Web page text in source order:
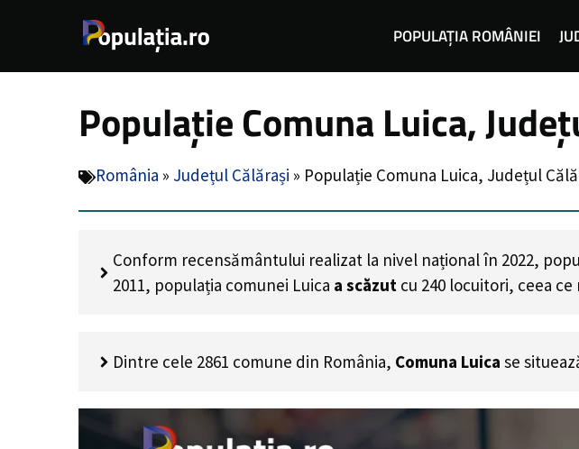
POPULAȚIA ROMÂNIEI
Populație Comuna Luica,
România » Județul Călărași » Populație Comuna Luica, Județul
Conform recensământului realizat la nivel național în 2022,
2011, populația comunei Luica a scăzut cu 240 locuitori, ceea
Dintre cele 2861 comune din România, Comuna Luica se